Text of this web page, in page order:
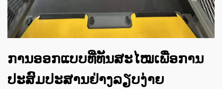
ການອອກແບບທີ່ທັນສະໄໝເພື່ອການ
ປະສົມປະສານຢ່າງລຽບງ່າຍ